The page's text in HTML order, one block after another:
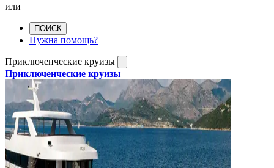
или
ПОИСК
Нужна помощь?
Приключенческие круизы
Приключенческие круизы